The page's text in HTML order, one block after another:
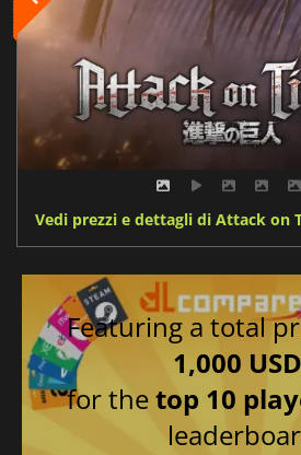
Vedi prezzi e dettagli di Attack on
Featuring a total
1,000
for thetop 10